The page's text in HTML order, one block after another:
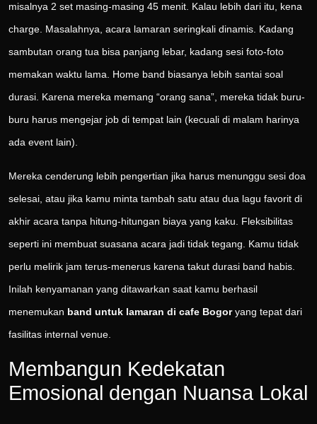
misalnya 2 set masing-masing 45 menit. Kalau lebih dari itu, kena
charge. Masalahnya, acara lamaran seringkali dinamis. Kadang
sambutan orang tua bisa panjang lebar, kadang sesi foto-foto
memakan waktu lama. Home band biasanya lebih santai soal
durasi. Karena mereka memang “orang sana”, mereka tidak buru-
buru harus mengejar job di tempat lain (kecuali di malam harinya
ada event lain).
Mereka cenderung lebih pengertian jika harus menunggu sesi doa
selesai, atau jika kamu minta tambah satu atau dua lagu favorit di
akhir acara tanpa hitung-hitungan biaya yang kaku. Fleksibilitas
seperti ini membuat suasana acara jadi tidak tegang. Kamu tidak
perlu melirik jam terus-menerus karena takut durasi band habis.
Inilah kenyamanan yang ditawarkan saat kamu berhasil
menemukan band untuk lamaran di cafe Bogoryang tepat dari
fasilitas internal venue.
Membangun Kedekatan
Emosional dengan Nuansa Lokal